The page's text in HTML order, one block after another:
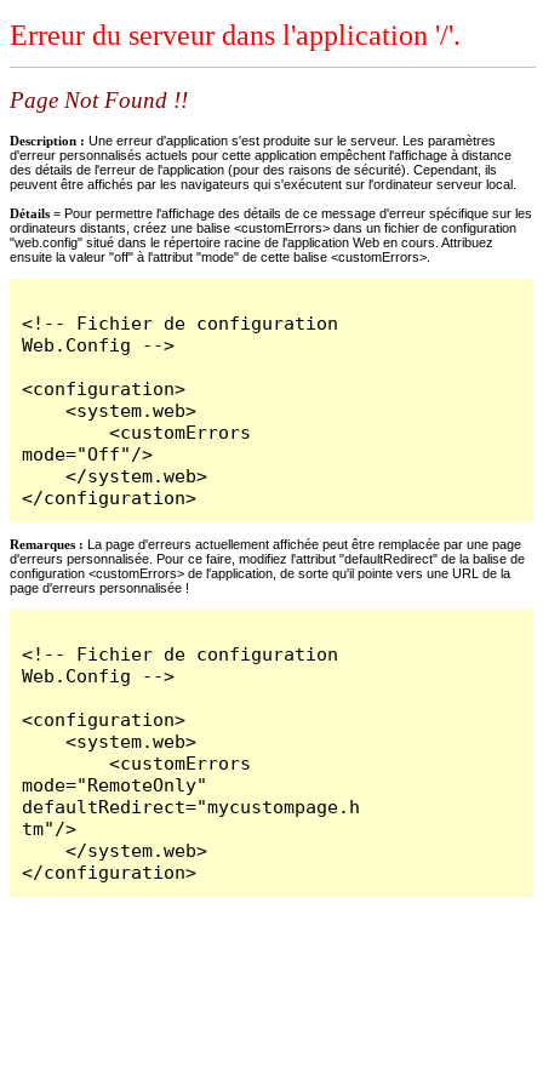
Erreur du serveur dans l'application '/'.
Page Not Found !!
Description : Une erreur d'application s'est produite sur le serveur. Les paramètres
d'erreur personnalisés actuels pour cette application empêchent l'affichage à distance
des détails de l'erreur de l'application (pour des raisons de sécurité). Cependant, ils
peuvent être affichés par les navigateurs qui s'exécutent sur l'ordinateur serveur local.
Détails = Pour permettre l'affichage des détails de ce message d'erreur spécifique sur les
ordinateurs distants, créez une balise <customErrors> dans un fichier de configuration
"web.config" situé dans le répertoire racine de l'application Web en cours. Attribuez
ensuite la valeur "off" à l'attribut "mode" de cette balise <customErrors>.
<!-- Fichier de configuration
Web.Config -->
<configuration>
    <system.web>
        <customErrors
mode="Off"/>
    </system.web>
</configuration>
Remarques : La page d'erreurs actuellement affichée peut être remplacée par une page
d'erreurs personnalisée. Pour ce faire, modifiez l'attribut "defaultRedirect" de la balise de
configuration <customErrors> de l'application, de sorte qu'il pointe vers une URL de la
page d'erreurs personnalisée !
<!-- Fichier de configuration
Web.Config -->
<configuration>
    <system.web>
        <customErrors
mode="RemoteOnly"
defaultRedirect="mycustompage.h
tm"/>
    </system.web>
</configuration>